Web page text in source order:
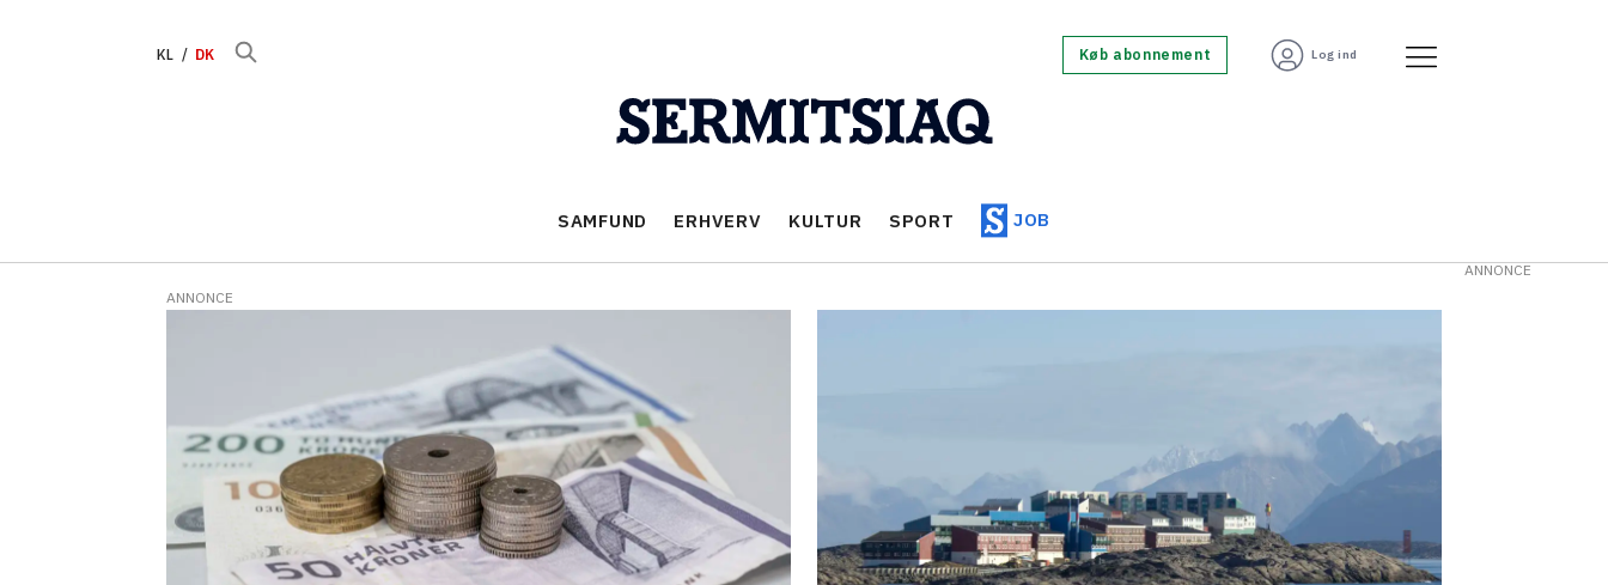
KL DK Køb abonnement Log ind
SAMFUND ERHVERV KULTUR SPORT JOB
revisionsudvalget
ANNONCE
ANNONCE